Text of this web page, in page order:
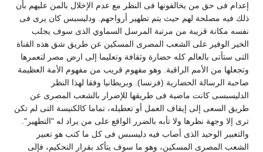
فى حق من يخالفونها فى النظر مع عدم الإخلال بالمن عليهم بأن
فيه مصلحة لهم حيث يتم تطهير أرواحهم. ودليسبس كان يرى فى
مكانة قريبة من مرتبة المرسل السماوي الذى سوف يجلب
الوفير على الشعب المصرى المسكين عن طريق شق هذه القناة
ستأتى بالعالم كله حضارة وثقافة وتعليما إلى ارض مصر لتعمرها
من الأمم الراقية. وهو مفهوم قريب من مفهوم الأمة العظيمة
الرسالة الحضارية (فرنسا). وبريطانيا وفقا لهذا النظر
كانت ماضية فى طريقها للإضرار بالشعب المصرى عن
السعى إلى إيقاف العمل أو تعطيله، تماما كالكنيسة التى لم تكن
إلا وجهة نظرها ولا تأبه بالضرر الواقع على من يراد له "التطهير".
الوحيد الذى أصاب فيه دليسبس فى كل ما كتب هو تعبير
المصرى المسكين، وهو ما سوف يتأكد بقرار التحكيم، فإلى